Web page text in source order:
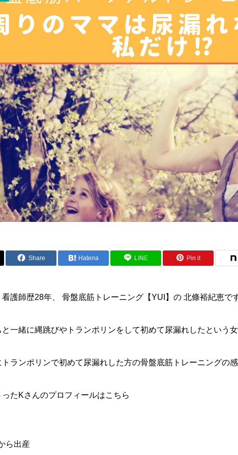
Share Hatena LINE Pin it
看護師歴28年、 骨盤底筋トレーニング【YUI】の 北條裕紀恵で
一緒に縄跳びやトランポリンをして初めて尿漏れしたという
ランポリンで初めて尿漏れした方の骨盤底筋トレーニングの感
たKさんのプロフィールはこちら
ら出産